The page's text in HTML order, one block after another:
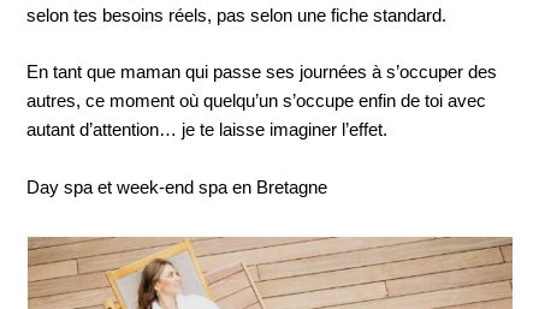
selon tes besoins réels, pas selon une fiche standard.
En tant que maman qui passe ses journées à s’occuper des
autres, ce moment où quelqu’un s’occupe enfin de toi avec
autant d’attention… je te laisse imaginer l’effet.
Day spa et week-end spa en Bretagne